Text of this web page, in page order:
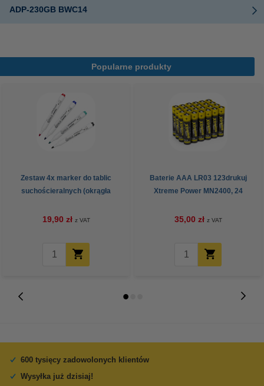
ADP-230GB BWC14
Popularne produkty
Zestaw 4x marker do tablic
suchościeralnych (okrągła
19,90 zł z VAT
Baterie AAA LR03 123drukuj
Xtreme Power MN2400, 24
35,00 zł z VAT
600 tysięcy zadowolonych klientów
Wysyłka już dzisiaj!